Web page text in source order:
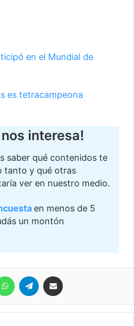
en el Mundial de
es tetracampeona
nos interesa!
saber qué contenidos te
tanto y qué otras
ver en nuestro medio.
en menos de 5
un montón
WhatsAppTelegram